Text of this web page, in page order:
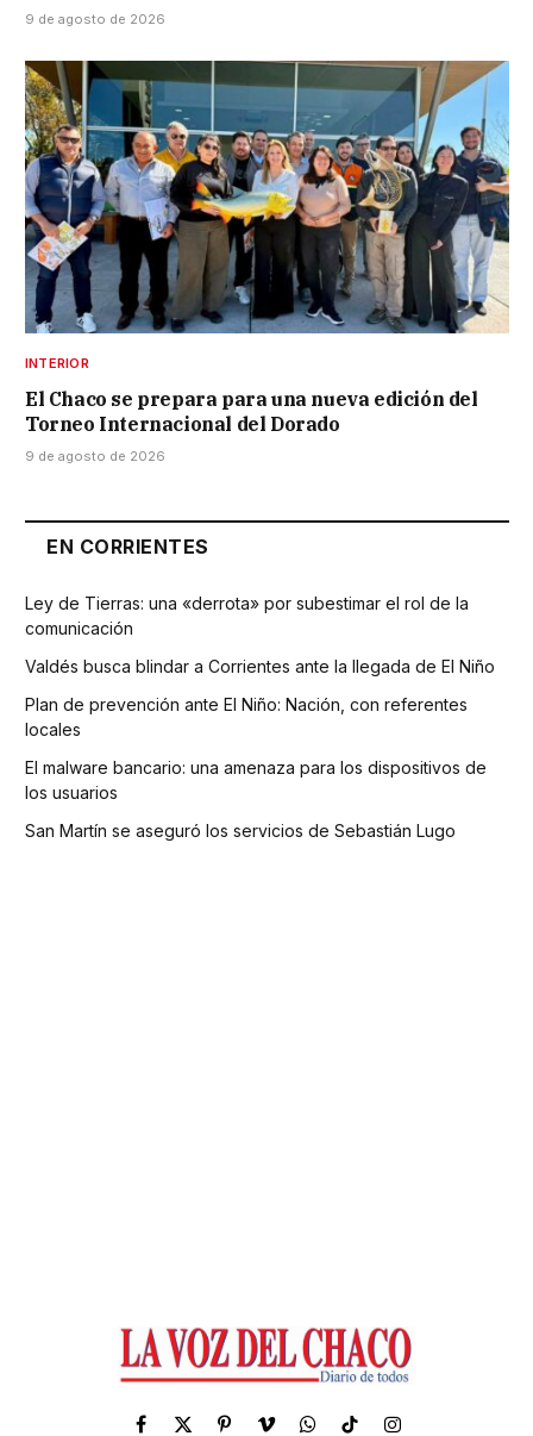
9 de agosto de 2026
INTERIOR
El Chaco se prepara para una nueva edición del
Torneo Internacional del Dorado
9 de agosto de 2026
EN CORRIENTES
Ley de Tierras: una «derrota» por subestimar el rol de la
comunicación
Valdés busca blindar a Corrientes ante la llegada de El Niño
Plan de prevención ante El Niño: Nación, con referentes
locales
El malware bancario: una amenaza para los dispositivos de
los usuarios
San Martín se aseguró los servicios de Sebastián Lugo